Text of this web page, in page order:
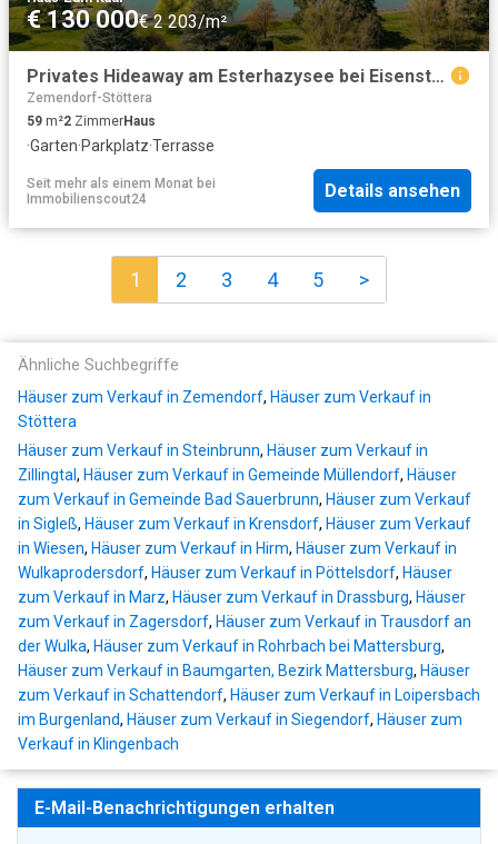
€ 130 000€ 2 203/m²
Privates Hideaway am Esterhazysee bei Eisenstadt
Zemendorf-Stöttera
59 m²2 ZimmerHaus
·Garten·Parkplatz·Terrasse
Seit mehr als einem Monat bei
Immobilienscout24
Details ansehen
1 2 3 4 5 >
Ähnliche Suchbegriffe
Häuser zum Verkauf in Zemendorf, Häuser zum Verkauf in
Stöttera
Häuser zum Verkauf in Steinbrunn, Häuser zum Verkauf in
Zillingtal, Häuser zum Verkauf in Gemeinde Müllendorf, Häuser
zum Verkauf in Gemeinde Bad Sauerbrunn, Häuser zum Verkauf
in Sigleß, Häuser zum Verkauf in Krensdorf, Häuser zum Verkauf
in Wiesen, Häuser zum Verkauf in Hirm, Häuser zum Verkauf in
Wulkaprodersdorf, Häuser zum Verkauf in Pöttelsdorf, Häuser
zum Verkauf in Marz, Häuser zum Verkauf in Drassburg, Häuser
zum Verkauf in Zagersdorf, Häuser zum Verkauf in Trausdorf an
der Wulka, Häuser zum Verkauf in Rohrbach bei Mattersburg,
Häuser zum Verkauf in Baumgarten, Bezirk Mattersburg, Häuser
zum Verkauf in Schattendorf, Häuser zum Verkauf in Loipersbach
im Burgenland, Häuser zum Verkauf in Siegendorf, Häuser zum
Verkauf in Klingenbach
E-Mail-Benachrichtigungen erhalten